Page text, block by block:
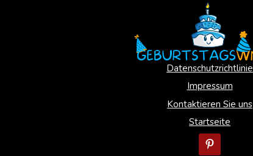
Datenschutzrichtlinie
Impressum
Kontaktieren Sie uns
Startseite